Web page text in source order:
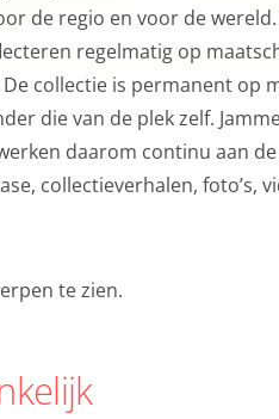
de regio en voor de
regelmatig op
collectie is permanent op
die van de plek zelf.
daarom continu aan
collectieverhalen, foto’s,
te zien.
doen we kennis op.
maken. Het bezoekgedrag
van de website of app
(web) of
van YouTube, Facebook en